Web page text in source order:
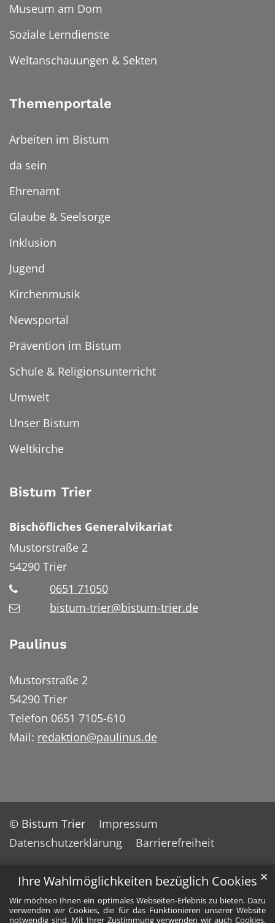
Ihre Wahlmöglichkeiten bezüglich Cookies
Wir möchten Ihnen ein optimales Webseiten-Erlebnis zu bieten. Dazu
verwenden wir Cookies, die für das Funktionieren unserer Website
notwendig sind. Mit Ihrer Zustimmung verwenden wir auch Cookies,
✕
Museum am Dom
Soziale Lerndienste
Weltanschauungen & Sekten
Themenportale
Arbeiten im Bistum
da sein
Ehrenamt
Glaube & Seelsorge
Inklusion
Jugend
Kirchenmusik
Newsportal
Prävention im Bistum
Schule & Religionsunterricht
Umwelt
Unser Bistum
Weltkirche
Bistum Trier
Bischöfliches Generalvikariat
Mustorstraße 2
54290 Trier
0651 71050
bistum-trier@bistum-trier.de
Paulinus
Mustorstraße 2
54290 Trier
Telefon 0651 7105-610
Mail: redaktion@paulinus.de
© Bistum Trier
Impressum
Datenschutzerklärung
Barrierefreiheit